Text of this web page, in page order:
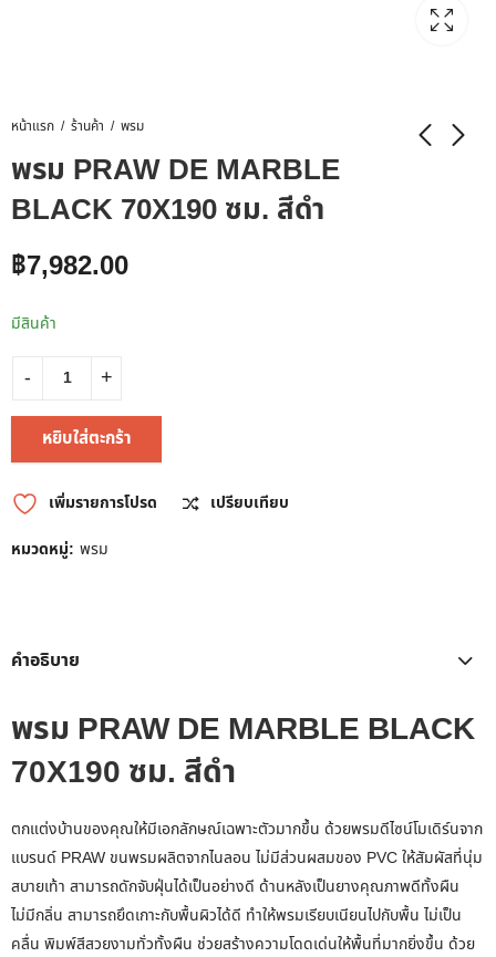
หน้าแรก ร้านค้า พรม
พรม PRAW DE MARBLE
BLACK 70X190 ซม. สีดำ
฿7,982.00
มีสินค้า
หยิบใส่ตะกร้า
เพิ่มรายการโปรด
เปรียบเทียบ
หมวดหมู่: พรม
คำอธิบาย
พรม PRAW DE MARBLE BLACK
70X190 ซม. สีดำ
ตกแต่งบ้านของคุณให้มีเอกลักษณ์เฉพาะตัวมากขึ้น ด้วยพรมดีไซน์โมเดิร์นจาก
แบรนด์ PRAW ขนพรมผลิตจากไนลอน ไม่มีส่วนผสมของ PVC ให้สัมผัสที่นุ่ม
สบายเท้า สามารถดักจับฝุ่นได้เป็นอย่างดี ด้านหลังเป็นยางคุณภาพดีทั้งผืน
ไม่มีกลิ่น สามารถยึดเกาะกับพื้นผิวได้ดี ทำให้พรมเรียบเนียนไปกับพื้น ไม่เป็น
คลื่น พิมพ์สีสวยงามทั่วทั้งผืน ช่วยสร้างความโดดเด่นให้พื้นที่มากยิ่งขึ้น ด้วย